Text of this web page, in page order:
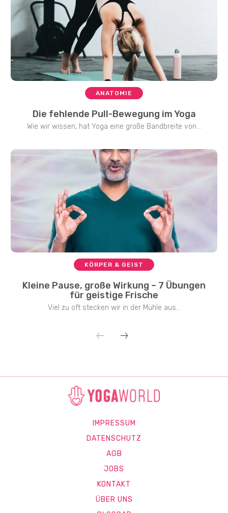
ANATOMIE
Die fehlende Pull-Bewegung im Yoga
Wie wir wissen, hat Yoga eine große Bandbreite von...
KÖRPER & GEIST
Kleine Pause, große Wirkung – 7 Übungen
für geistige Frische
Viel zu oft stecken wir in der Mühle aus...
IMPRESSUM
DATENSCHUTZ
AGB
JOBS
KONTAKT
ÜBER UNS